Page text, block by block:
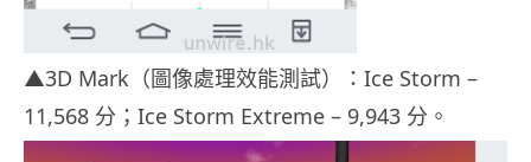
▲3D Mark（圖像處理效能測試）：Ice Storm –
11,568 分；Ice Storm Extreme – 9,943 分。